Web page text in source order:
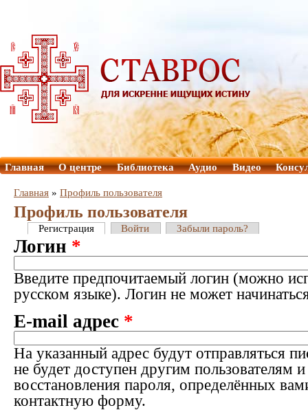
Главная О центре Библиотека Аудио Видео
Главная » Профиль пользователя
Профиль пользователя
Регистрация Войти Забыли пароль?
Логин *
Введите предпочитаемый логин (можно
русском языке). Логин не может
E-mail адрес *
На указанный адрес будут отправляться
не будет доступен другим пользователям
восстановления пароля, определённых
контактную форму.